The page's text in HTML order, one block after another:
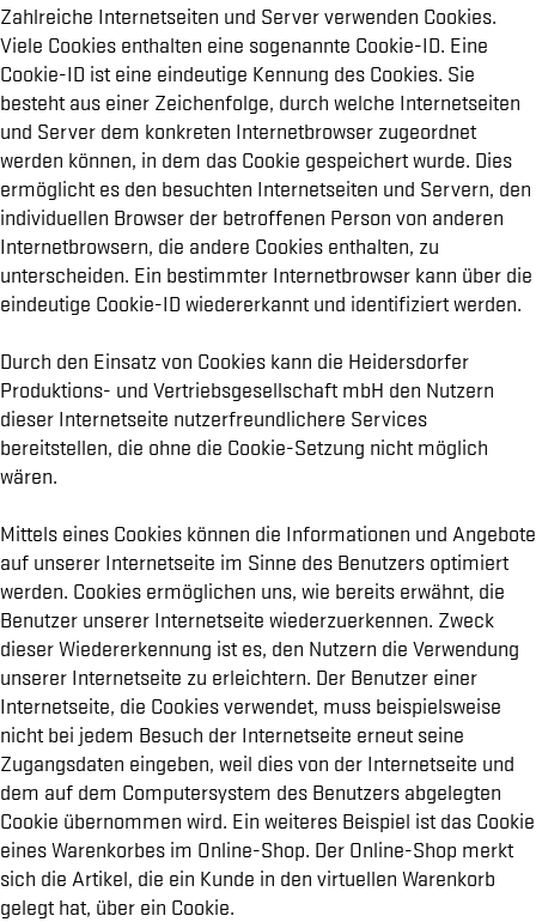
Zahlreiche Internetseiten und Server verwenden Cookies.
Viele Cookies enthalten eine sogenannte Cookie-ID. Eine
Cookie-ID ist eine eindeutige Kennung des Cookies. Sie
besteht aus einer Zeichenfolge, durch welche Internetseiten
und Server dem konkreten Internetbrowser zugeordnet
werden können, in dem das Cookie gespeichert wurde. Dies
ermöglicht es den besuchten Internetseiten und Servern, den
individuellen Browser der betroffenen Person von anderen
Internetbrowsern, die andere Cookies enthalten, zu
unterscheiden. Ein bestimmter Internetbrowser kann über die
eindeutige Cookie-ID wiedererkannt und identifiziert werden.
Durch den Einsatz von Cookies kann die Heidersdorfer
Produktions- und Vertriebsgesellschaft mbH den Nutzern
dieser Internetseite nutzerfreundlichere Services
bereitstellen, die ohne die Cookie-Setzung nicht möglich
wären.
Mittels eines Cookies können die Informationen und Angebote
auf unserer Internetseite im Sinne des Benutzers optimiert
werden. Cookies ermöglichen uns, wie bereits erwähnt, die
Benutzer unserer Internetseite wiederzuerkennen. Zweck
dieser Wiedererkennung ist es, den Nutzern die Verwendung
unserer Internetseite zu erleichtern. Der Benutzer einer
Internetseite, die Cookies verwendet, muss beispielsweise
nicht bei jedem Besuch der Internetseite erneut seine
Zugangsdaten eingeben, weil dies von der Internetseite und
dem auf dem Computersystem des Benutzers abgelegten
Cookie übernommen wird. Ein weiteres Beispiel ist das Cookie
eines Warenkorbes im Online-Shop. Der Online-Shop merkt
sich die Artikel, die ein Kunde in den virtuellen Warenkorb
gelegt hat, über ein Cookie.